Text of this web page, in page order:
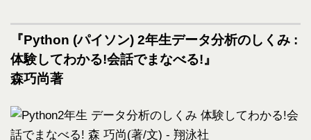
『Python (パイソン) 2年生データ分析のしくみ :
体験してわかる!会話でまなべる!』
森巧尚著